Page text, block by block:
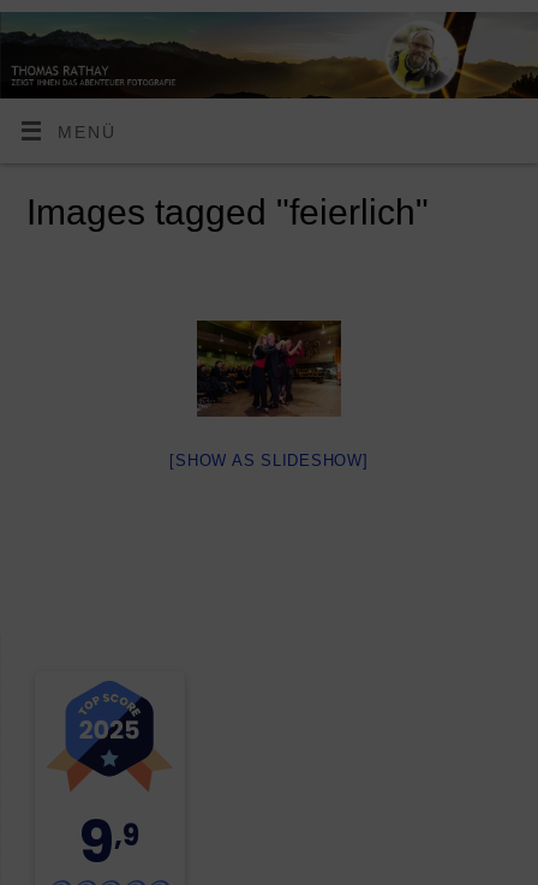
MENÜ
Images tagged "feierlich"
[SHOW AS SLIDESHOW]
9,9